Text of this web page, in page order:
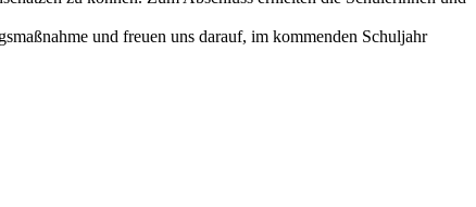
und freuen uns darauf, im kommenden Schuljahr